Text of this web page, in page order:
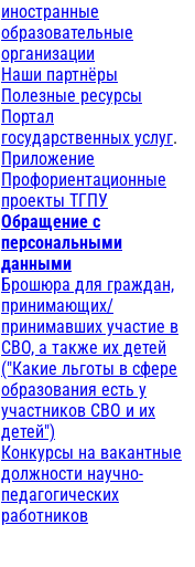
иностранные
образовательные
организации
Наши партнёры
Полезные ресурсы
Портал
государственных услуг.
Приложение
Профориентационные
проекты ТГПУ
Обращение с
персональными
данными
Брошюра для граждан,
принимающих/
принимавших участие в
СВО, а также их детей
("Какие льготы в сфере
образования есть у
участников СВО и их
детей")
Конкурсы на вакантные
должности научно-
педагогических
работников